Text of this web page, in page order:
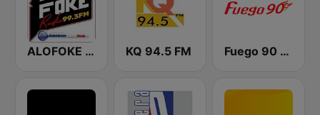
ALOFOKE 99.3 FM KQ 94.5 FM Fuego 90 La Salsera